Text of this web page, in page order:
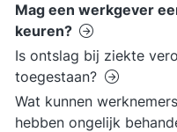
Mag een werkgever
keuren?
Is ontslag bij ziekte
toegestaan?
Wat kunnen
hebben ongelijk